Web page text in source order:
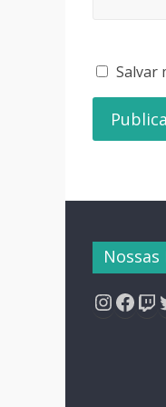
Salvar
Nossas